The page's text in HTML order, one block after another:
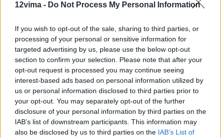
12vima - Do Not Process My Personal Information
If you wish to opt-out of the sale, sharing to third parties, or
processing of your personal or sensitive information for
targeted advertising by us, please use the below opt-out
section to confirm your selection. Please note that after your
opt-out request is processed you may continue seeing
interest-based ads based on personal information utilized by
us or personal information disclosed to third parties prior to
your opt-out. You may separately opt-out of the further
disclosure of your personal information by third parties on the
IAB’s list of downstream participants. This information may
also be disclosed by us to third parties on the IAB’s List of